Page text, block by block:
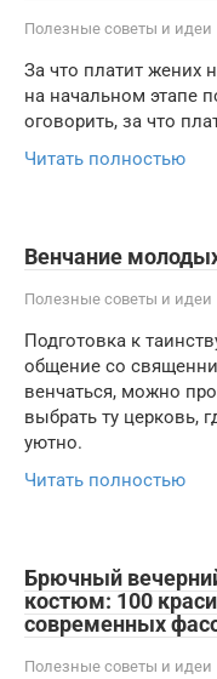
Полезные советы и идеи
За что платит жених
на начальном этапе
оговорить, за что
Читать полностью
Венчание
Полезные советы и идеи
Подготовка к
общение со
венчаться, можно
выбрать ту церковь,
уютно.
Читать полностью
Брючный
костюм: 100
современных
Полезные советы и идеи